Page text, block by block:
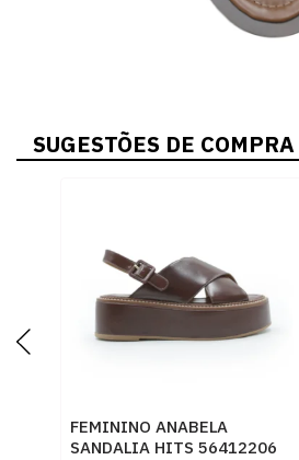
SUGESTÕES DE COMPRA
FEMININO ANABELA
SANDALIA HITS 56412206